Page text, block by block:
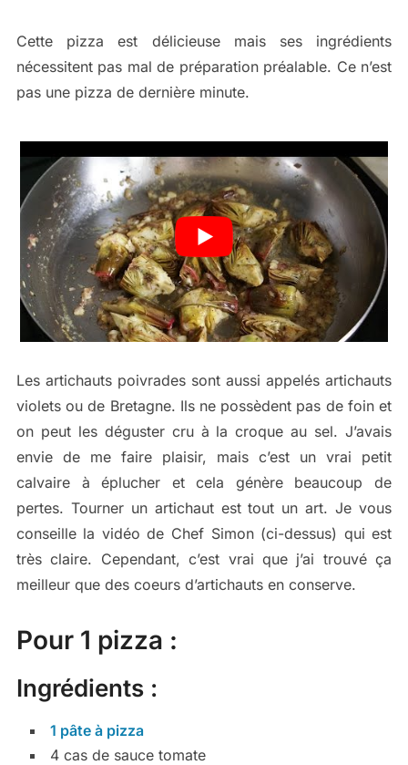
Cette pizza est délicieuse mais ses ingrédients
nécessitent pas mal de préparation préalable. Ce n’est
pas une pizza de dernière minute.
Les artichauts poivrades sont aussi appelés artichauts
violets ou de Bretagne. Ils ne possèdent pas de foin et
on peut les déguster cru à la croque au sel. J’avais
envie de me faire plaisir, mais c’est un vrai petit
calvaire à éplucher et cela génère beaucoup de
pertes. Tourner un artichaut est tout un art. Je vous
conseille la vidéo de Chef Simon (ci-dessus) qui est
très claire. Cependant, c’est vrai que j’ai trouvé ça
meilleur que des coeurs d’artichauts en conserve.
Pour 1 pizza :
Ingrédients :
1 pâte à pizza
4 cas de sauce tomate